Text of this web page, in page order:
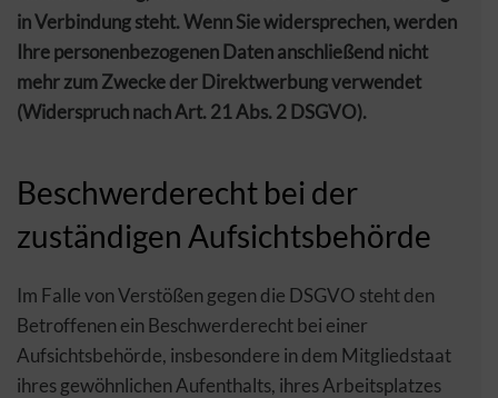
in Verbindung steht. Wenn Sie widersprechen, werden
Ihre personenbezogenen Daten anschließend nicht
mehr zum Zwecke der Direktwerbung verwendet
(Widerspruch nach Art. 21 Abs. 2 DSGVO).
Beschwerderecht bei der
zuständigen Aufsichtsbehörde
Im Falle von Verstößen gegen die DSGVO steht den
Betroffenen ein Beschwerderecht bei einer
Aufsichtsbehörde, insbesondere in dem Mitgliedstaat
ihres gewöhnlichen Aufenthalts, ihres Arbeitsplatzes